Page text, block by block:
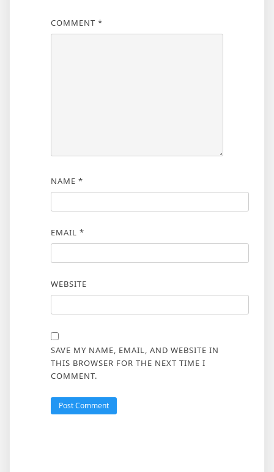
COMMENT *
NAME *
EMAIL *
WEBSITE
SAVE MY NAME, EMAIL, AND WEBSITE IN
THIS BROWSER FOR THE NEXT TIME I
COMMENT.